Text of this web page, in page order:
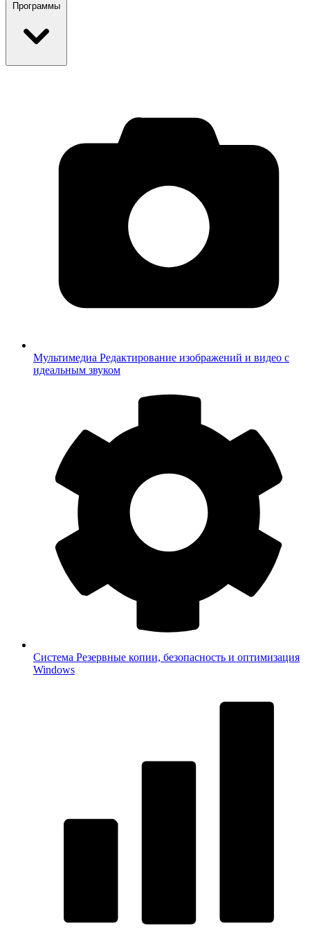
Программы
Мультимедиа Редактирование изображений и видео с
идеальным звуком
Система Резервные копии, безопасность и оптимизация
Windows